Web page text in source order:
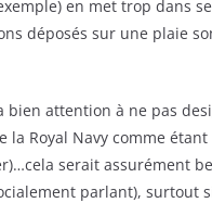
en met trop dans
déposés sur une plaie
bien attention à ne pas
la Royal Navy comme
serait assurément
parlant), surtout